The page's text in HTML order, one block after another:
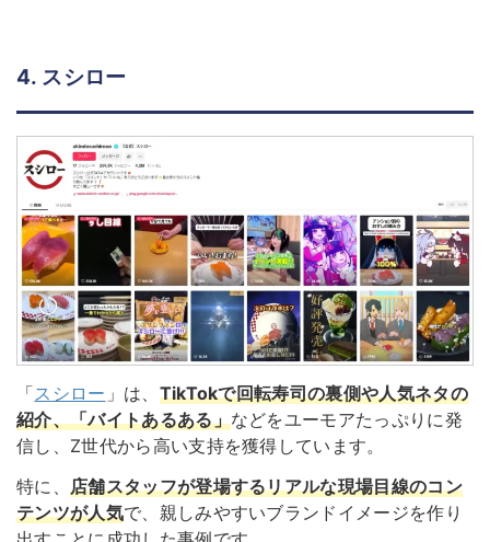
4. スシロー
「スシロー 」は、 TikTokで回転寿司の裏側や人気ネタの
紹介、「バイトあるある」などをユーモアたっぷりに発
信し、Z世代から高い支持を獲得しています。
特に、 店舗スタッフが登場するリアルな現場目線のコン
テンツが人気で、親しみやすいブランドイメージを作り